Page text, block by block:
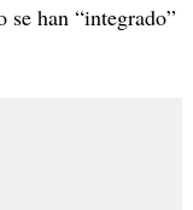
se han “integrado”